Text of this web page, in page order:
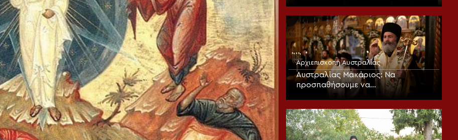
Αρχιεπισκοπή Αυστραλίας
Αυστραλίας Μακάριος: Να
προσπαθήσουμε να
μεταμορφωθούμε πνευματικά και